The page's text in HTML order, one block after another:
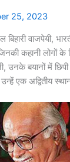
25, 2023
बिहारी वाजपेयी,
कहानी लोगों के
उनके बयानों में छिपी
एक अद्वितीय